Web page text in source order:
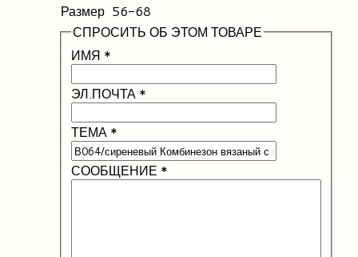
Размер 56-68
СПРОСИТЬ ОБ ЭТОМ ТОВАРЕ
ИМЯ *
ЭЛ.ПОЧТА*
ТЕМА*
СООБЩЕНИЕ *